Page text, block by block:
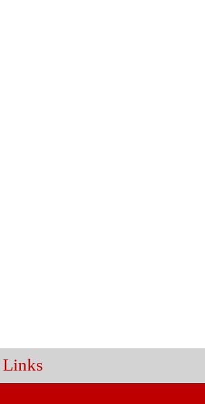
Links